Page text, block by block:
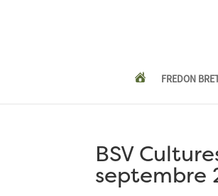
FREDON
BSV
septembre